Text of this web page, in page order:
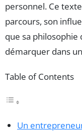
personnel. Ce
parcours, son
que sa philosophie
démarquer dans un
Table of Contents
Un